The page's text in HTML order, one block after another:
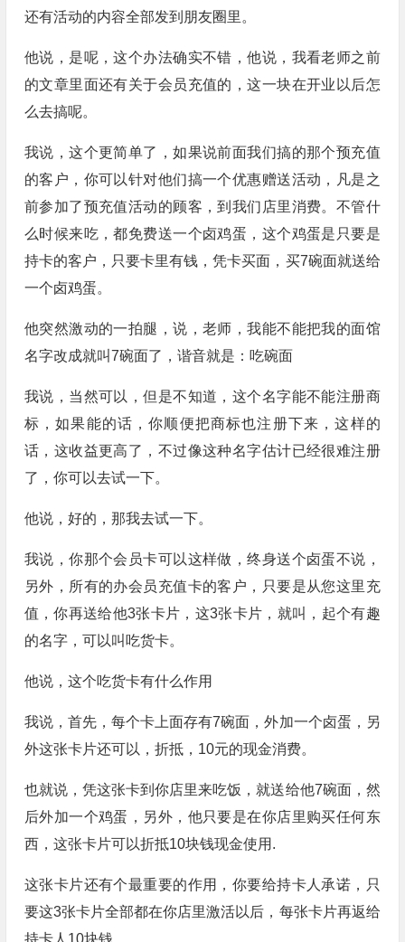
还有活动的内容全部发到朋友圈里。
他说，是呢，这个办法确实不错，他说，我看老师之前
的文章里面还有关于会员充值的，这一块在开业以后怎
么去搞呢。
我说，这个更简单了，如果说前面我们搞的那个预充值
的客户，你可以针对他们搞一个优惠赠送活动，凡是之
前参加了预充值活动的顾客，到我们店里消费。不管什
么时候来吃，都免费送一个卤鸡蛋，这个鸡蛋是只要是
持卡的客户，只要卡里有钱，凭卡买面，买7碗面就送给
一个卤鸡蛋。
他突然激动的一拍腿，说，老师，我能不能把我的面馆
名字改成就叫7碗面了，谐音就是：吃碗面
我说，当然可以，但是不知道，这个名字能不能注册商
标，如果能的话，你顺便把商标也注册下来，这样的
话，这收益更高了，不过像这种名字估计已经很难注册
了，你可以去试一下。
他说，好的，那我去试一下。
我说，你那个会员卡可以这样做，终身送个卤蛋不说，
另外，所有的办会员充值卡的客户，只要是从您这里充
值，你再送给他3张卡片，这3张卡片，就叫，起个有趣
的名字，可以叫吃货卡。
他说，这个吃货卡有什么作用
我说，首先，每个卡上面存有7碗面，外加一个卤蛋，另
外这张卡片还可以，折抵，10元的现金消费。
也就说，凭这张卡到你店里来吃饭，就送给他7碗面，然
后外加一个鸡蛋，另外，他只要是在你店里购买任何东
西，这张卡片可以折抵10块钱现金使用.
这张卡片还有个最重要的作用，你要给持卡人承诺，只
要这3张卡片全部都在你店里激活以后，每张卡片再返给
持卡人10块钱。